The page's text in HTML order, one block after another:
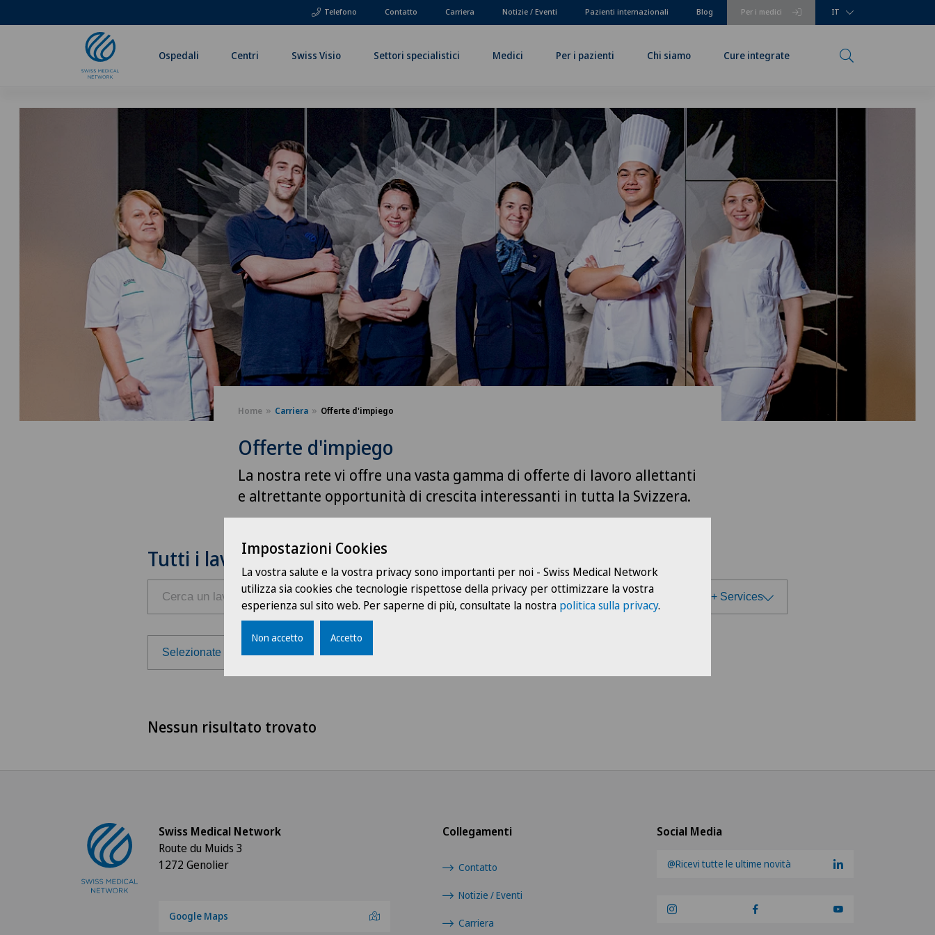
Telefono Per i medici
Contatto Carriera Notizie / Eventi Pazienti internazionali Blog IT
Ospedali Centri Swiss Visio Settori specialistici Medici Per i pazienti Chi siamo Cure integrate
Home Carriera Offerte d'impiego
Offerte d'impiego
La nostra rete vi offre una vasta gamma di offerte di lavoro allettanti
e altrettante opportunità di crescita interessanti in tutta la Svizzera.
Tutti i lavori
Servizio pazienti
Servizio pazienti
Genolier Management + Services
Ärztezentrum Solothurn
Selezionate la regione
Svizzera francese
Nessun risultato trovato
Social Media
@Ricevi tutte le ultime novità
Collegamenti
Contatto
Notizie / Eventi
Carriera
Swiss Medical Network
Route du Muids 3
1272 Genolier
Google Maps
Impostazioni Cookies
La vostra salute e la vostra privacy sono importanti per noi - Swiss Medical Network
utilizza sia cookies che tecnologie rispettose della privacy per ottimizzare la vostra
esperienza sul sito web. Per saperne di più, consultate la nostra politica sulla privacy.
Non accetto Accetto